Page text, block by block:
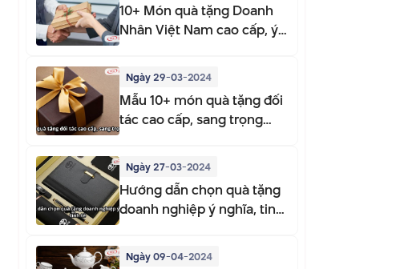
10+ Món quà tặng Doanh
Nhân Việt Nam cao cấp, ý
Ngày 29-03-2024
Mẫu 10+ món quà tặng đối
tác cao cấp, sang trọng
Ngày 27-03-2024
Hướng dẫn chọn quà tặng
doanh nghiệp ý nghĩa, tinh
Ngày 09-04-2024